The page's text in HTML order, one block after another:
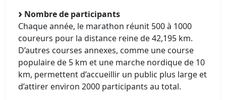
Nombre de participants
Chaque année, le marathon réunit 500 à 1000
coureurs pour la distance reine de 42,195 km.
D’autres courses annexes, comme une course
populaire de 5 km et une marche nordique de 10
km, permettent d’accueillir un public plus large et
d’attirer environ 2000 participants au total.